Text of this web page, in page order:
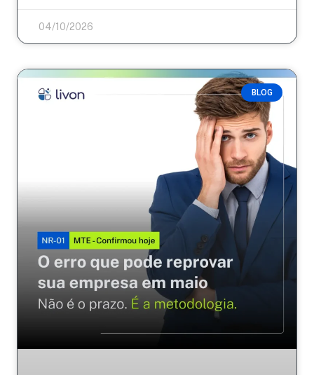
04/10/2026
BLOG